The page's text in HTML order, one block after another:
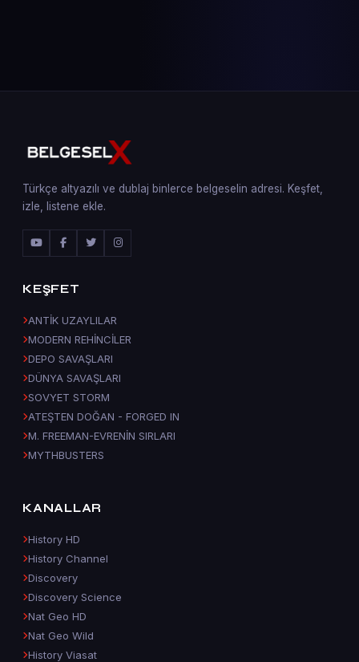
Türkçe altyazılı ve dublaj binlerce belgeselin adresi. Keşfet,
izle, listene ekle.
KEŞFET
ANTİK UZAYLILAR
MODERN REHİNCİLER
DEPO SAVAŞLARI
DÜNYA SAVAŞLARI
SOVYET STORM
ATEŞTEN DOĞAN - FORGED IN
M. FREEMAN-EVRENİN SIRLARI
MYTHBUSTERS
KANALLAR
History HD
History Channel
Discovery
Discovery Science
Nat Geo HD
Nat Geo Wild
History Viasat